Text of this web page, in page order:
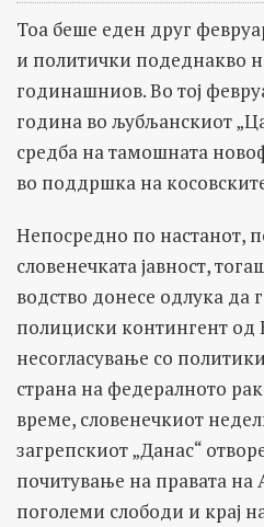
Тоа беше еден друг
и политички подеднакво
годинашниов. Во тој
година во љубљанскиот
средба на тамошната
во поддршка на
Непосредно по настанот,
словенечката јавност,
водство донесе одлука да
полициски контингент од
несогласување со
страна на федералното
време, словенечкиот
загрепскиот „Данас“
почитување на правата на
поголеми слободи и крај